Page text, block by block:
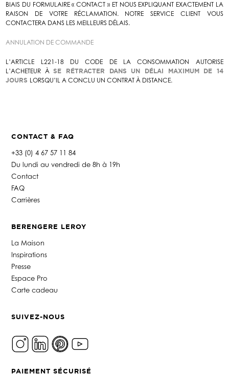
BIAIS DU FORMULAIRE « CONTACT » ET NOUS EXPLIQUANT EXACTEMENT LA
RAISON DE VOTRE RÉCLAMATION. NOTRE SERVICE CLIENT VOUS
CONTACTERA DANS LES MEILLEURS DÉLAIS.
ANNULATION DE COMMANDE
L’ARTICLE L221-18 DU CODE DE LA CONSOMMATION AUTORISE
L’ACHETEUR ÀSE RÉTRACTER DANS UN DÉLAI MAXIMUM DE 14
JOURS LORSQU’IL A CONCLU UN CONTRAT À DISTANCE.
CONTACT & FAQ
+33 (0) 4 67 57 11 84
Du lundi au vendredi de 8h à 19h
Contact
FAQ
Carrières
BERENGERE LEROY
La Maison
Inspirations
Presse
Espace Pro
Carte cadeau
SUIVEZ-NOUS
PAIEMENT SÉCURISÉ